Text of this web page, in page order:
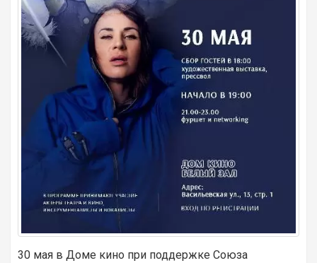
30 мая в Доме кино при поддержке Союза